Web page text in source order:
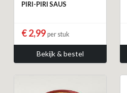
PIRI-PIRI SAUS
€ 2,99 per stuk
Bekijk & bestel